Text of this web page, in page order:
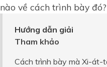
nào về cách trình bày đó?
Hướng dẫn giải
Tham khảo
Cách trình bày mà Xi-át-